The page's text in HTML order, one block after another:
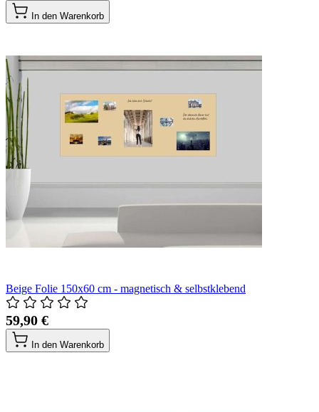
In den Warenkorb
Beige Folie 150x60 cm - magnetisch & selbstklebend
59,90 €
In den Warenkorb